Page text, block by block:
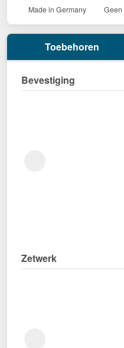
Made in Germany Geen
Toebehoren
Bevestiging
Zetwerk